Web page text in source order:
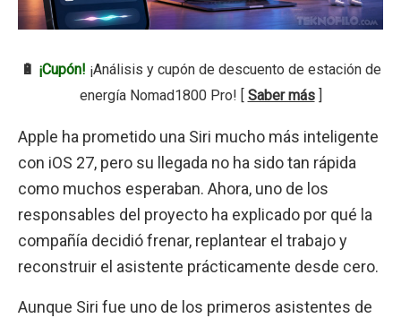
🔋 ¡Cupón! ¡Análisis y cupón de descuento de estación de
energía Nomad1800 Pro! [ Saber más]
Apple ha prometido una Siri mucho más inteligente
con iOS 27, pero su llegada no ha sido tan rápida
como muchos esperaban. Ahora, uno de los
responsables del proyecto ha explicado por qué la
compañía decidió frenar, replantear el trabajo y
reconstruir el asistente prácticamente desde cero.
Aunque Siri fue uno de los primeros asistentes de